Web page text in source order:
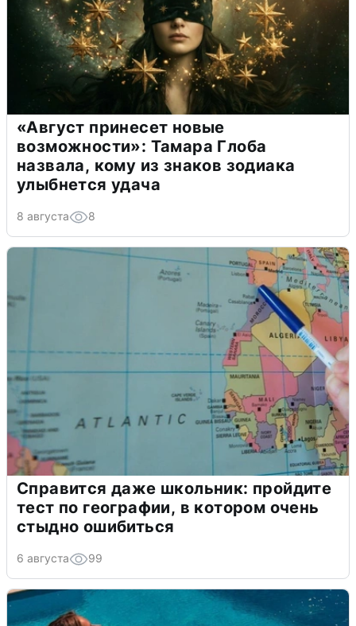
«Август принесет новые
возможности»: Тамара Глоба
назвала, кому из знаков зодиака
улыбнется удача
8 августа 8
Справится даже школьник: пройдите
тест по географии, в котором очень
стыдно ошибиться
6 августа 99